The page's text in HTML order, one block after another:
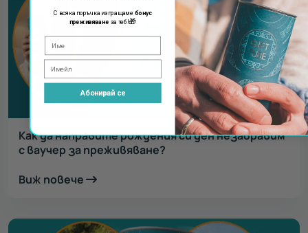
Как да направите рождения си ден незабравим
с ваучер за преживяване?
Виж повече
С всяка поръчка изпращаме бонус
преживяване за теб!🎁
Абонирай се